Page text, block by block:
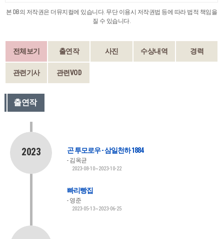
본 DB의 저작권은 더뮤지컬에 있습니다. 무단 이용시 저작권법 등에 따라 법적 책임을
질 수 있습니다.
전체보기 출연작 사진 수상내역 경력
관련기사 관련VOD
출연작
2023 곤 투모로우 - 삼일천하 1884
김옥균
2023-08-10~2023-10-22
빠리빵집
영준
2023-05-13~2023-06-25